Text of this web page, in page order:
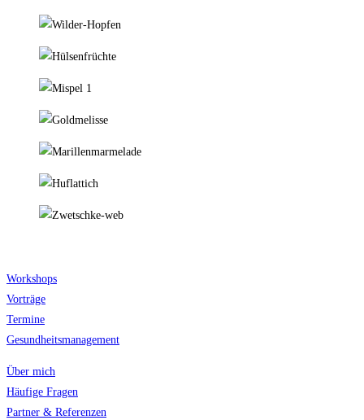
Workshops
Vorträge
Termine
Gesundheitsmanagement
Über mich
Häufige Fragen
Partner & Referenzen